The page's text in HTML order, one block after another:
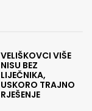
VELIŠKOVCI VIŠE
NISU BEZ
LIJEČNIKA,
USKORO TRAJNO
RJEŠENJE